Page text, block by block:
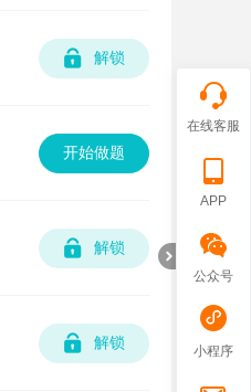
解锁
开始做题
解锁
解锁
在线客服
APP
公众号
小程序